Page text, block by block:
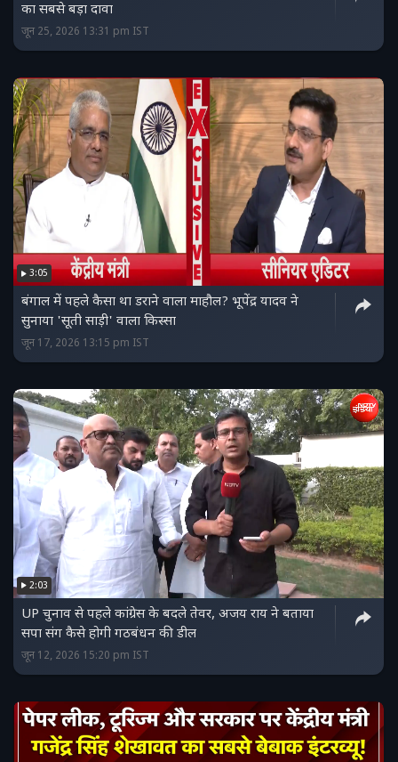
का सबसे बड़ा दावा
जून 25, 2026 13:31 pm IST
3:05
बंगाल में पहले कैसा था डराने वाला माहौल? भूपेंद्र यादव ने
सुनाया 'सूती साड़ी' वाला किस्सा
जून 17, 2026 13:15 pm IST
2:03
UP चुनाव से पहले कांग्रेस के बदले तेवर, अजय राय ने बताया
सपा संग कैसे होगी गठबंधन की डील
जून 12, 2026 15:20 pm IST